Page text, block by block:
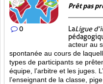
0
Prêt pas
LaLigue
acteur au
spontanée au cours de
types de participants se
équipe, l’arbitre et les juges.
l’enseignant de la classe,